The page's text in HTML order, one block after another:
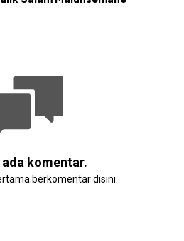
ada komentar.
berkomentar disini.